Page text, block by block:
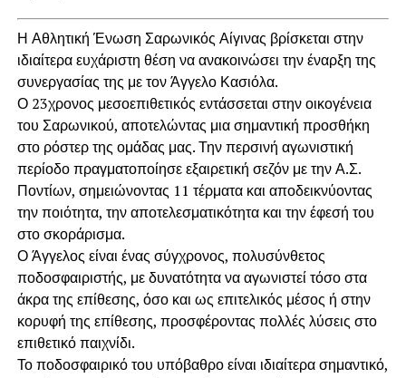
Η Αθλητική Ένωση Σαρωνικός Αίγινας βρίσκεται στην
ιδιαίτερα ευχάριστη θέση να ανακοινώσει την έναρξη της
συνεργασίας της με τον Άγγελο Κασιόλα.
Ο 23χρονος μεσοεπιθετικός εντάσσεται στην οικογένεια
του Σαρωνικού, αποτελώντας μια σημαντική προσθήκη
στο ρόστερ της ομάδας μας. Την περσινή αγωνιστική
περίοδο πραγματοποίησε εξαιρετική σεζόν με την Α.Σ.
Ποντίων, σημειώνοντας 11 τέρματα και αποδεικνύοντας
την ποιότητα, την αποτελεσματικότητα και την έφεσή του
στο σκοράρισμα.
Ο Άγγελος είναι ένας σύγχρονος, πολυσύνθετος
ποδοσφαιριστής, με δυνατότητα να αγωνιστεί τόσο στα
άκρα της επίθεσης, όσο και ως επιτελικός μέσος ή στην
κορυφή της επίθεσης, προσφέροντας πολλές λύσεις στο
επιθετικό παιχνίδι.
Το ποδοσφαιρικό του υπόβαθρο είναι ιδιαίτερα σημαντικό,